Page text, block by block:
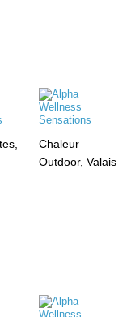
Chaleur
Outdoor, Valais